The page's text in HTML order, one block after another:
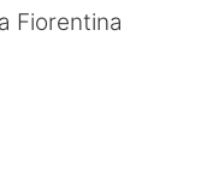
Fiorentina